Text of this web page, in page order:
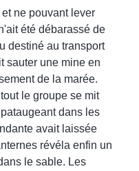
ne pouvant lever
été débarassé de
destiné au transport
sauter une mine en
de la marée.
le groupe se mit
dans les
avait laissée
révéla enfin un
le sable. Les